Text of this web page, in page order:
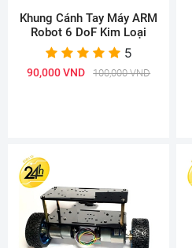
Khung Cánh Tay Máy ARM
Robot 6 DoF Kim Loại
5
90,000 VND 100,000 VND